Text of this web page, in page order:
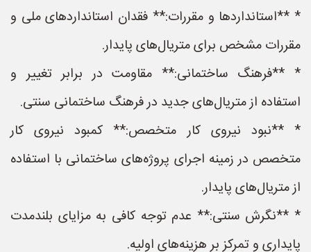
* **استانداردها و مقررات:** فقدان استانداردهای ملی و
مقررات مشخص برای متریال‌های پایدار.
* **فرهنگ ساختمانی:** مقاومت در برابر تغییر و
استفاده از متریال‌های جدید در فرهنگ ساختمانی سنتی.
* **نبود نیروی کار متخصص:** کمبود نیروی کار
متخصص در زمینه اجرای پروژه‌های ساختمانی با استفاده
از متریال‌های پایدار.
* **نگرش سنتی:** عدم توجه کافی به مزایای بلندمدت
پایداری و تمرکز بر هزینه‌های اولیه.